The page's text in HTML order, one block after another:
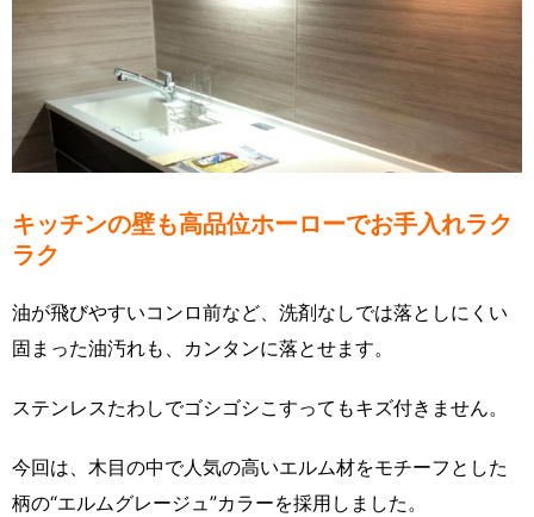
キッチンの壁も高品位ホーローでお手入れラク
ラク
油が飛びやすいコンロ前など、洗剤なしでは落としにくい
固まった油汚れも、カンタンに落とせます。
ステンレスたわしでゴシゴシこすってもキズ付きません。
今回は、木目の中で人気の高いエルム材をモチーフとした
柄の“エルムグレージュ”カラーを採用しました。